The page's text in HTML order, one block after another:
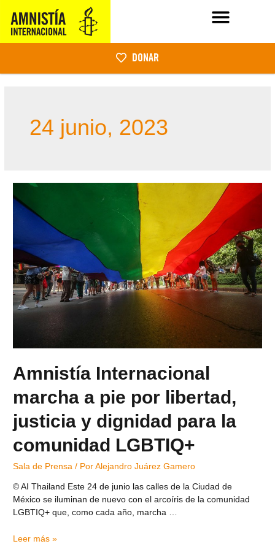
DONAR
24 junio, 2023
Amnistía Internacional
marcha a pie por libertad,
justicia y dignidad para la
comunidad LGBTIQ+
Sala de Prensa / PorAlejandro Juárez Gamero
© AI Thailand Este 24 de junio las calles de la Ciudad de
México se iluminan de nuevo con el arcoíris de la comunidad
LGBTIQ+ que, como cada año, marcha …
Leer más »